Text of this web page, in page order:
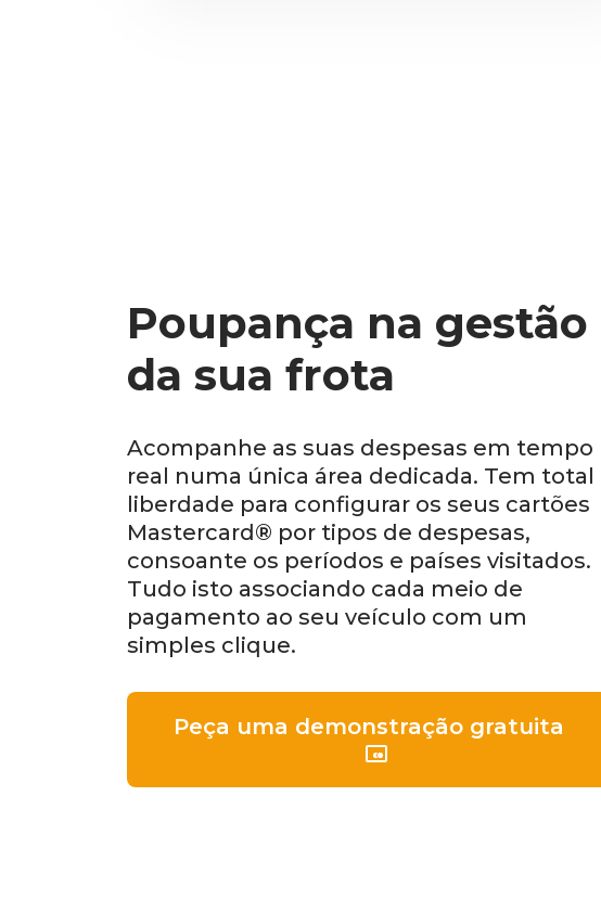
Poupança na gestão
da sua frota
Acompanhe as suas despesas em tempo
real numa única área dedicada. Tem total
liberdade para configurar os seus cartões
Mastercard® por tipos de despesas,
consoante os períodos e países visitados.
Tudo isto associando cada meio de
pagamento ao seu veículo com um
simples clique.
Peça uma demonstração gratuita